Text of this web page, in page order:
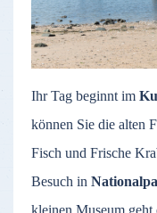
Ihr Tag beginnt im
können Sie die alten
Fisch und Frische
Besuch in
kleinen Museum geht